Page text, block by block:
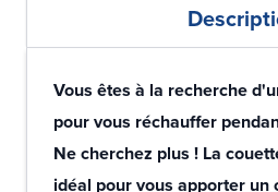
Vous êtes à la recherche
pour vous réchauffer
Ne cherchez plus ! La
idéal pour vous apporter